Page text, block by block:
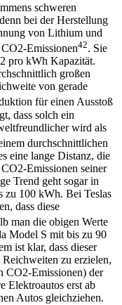
schweren
bei der Herstellung
von Lithium und
Emissionen42. Sie
pro kWh Kapazität.
großen
von gerade
für einen Ausstoß
dass solch ein
wird als
durchschnittlichen
eine lange Distanz, die
Emissionen seiner
Trend geht sogar in
zu 100 kWh. Bei Teslas
dass diese
man die obigen Werte
Model S mit bis zu 90
ist klar, dass dieser
zu erzielen,
CO2-Emissionen) der
Elektroautos erst ab
Autos gleichziehen.